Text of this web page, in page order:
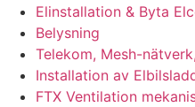
Elinstallation & Byta
Belysning
Telekom, Mesh-
Installation av
FTX Ventilation